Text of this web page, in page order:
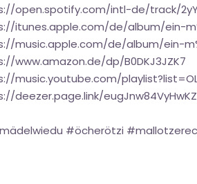
open.spotify.com/intl-de/track/
itunes.apple.com/de/album/ein-
music.apple.com/de/album/ein-
www.amazon.de/dp/B0DKJ3JZK7
music.youtube.com/
deezer.page.link/
#öcherötzi